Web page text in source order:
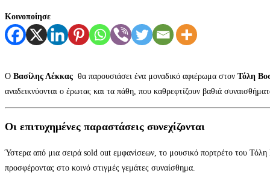
Κοινοποίησε
Ο Βασίλης Λέκκας θα παρουσιάσει ένα μοναδικό αφιέρωμα στον Τόλη
αναδεικνύονται ο έρωτας και τα πάθη, που καθρεφτίζουν βαθιά
Οι επιτυχημένες παραστάσεις συνεχίζονται
Ύστερα από μια σειρά sold out εμφανίσεων, το μουσικό πορτρέτο του Τόλη
προσφέροντας στο κοινό στιγμές γεμάτες συναίσθημα.